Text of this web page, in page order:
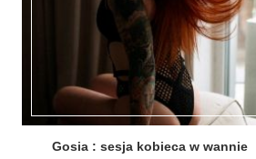
Gosia : sesja kobieca w wannie